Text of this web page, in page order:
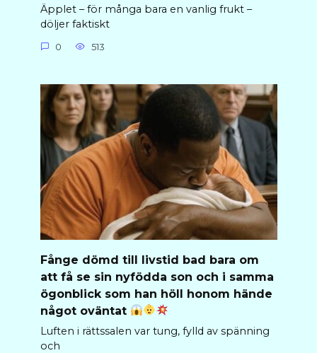
Äpplet – för många bara en vanlig frukt –
döljer faktiskt
0 513
Fånge dömd till livstid bad bara om
att få se sin nyfödda son och i samma
ögonblick som han höll honom hände
något oväntat
Luften i rättssalen var tung, fylld av spänning
och